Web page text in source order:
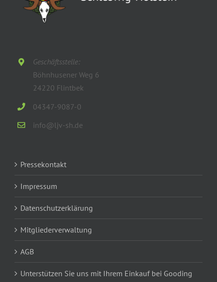
Geschäftsstelle:
Böhnhusener Weg 6
24220 Flintbek
04347-9087-0
info@ljv-sh.de
Pressekontakt
Impressum
Datenschutzerklärung
Mitgliederverwaltung
AGB
Unterstützen Sie uns mit Ihrem Einkauf bei Gooding